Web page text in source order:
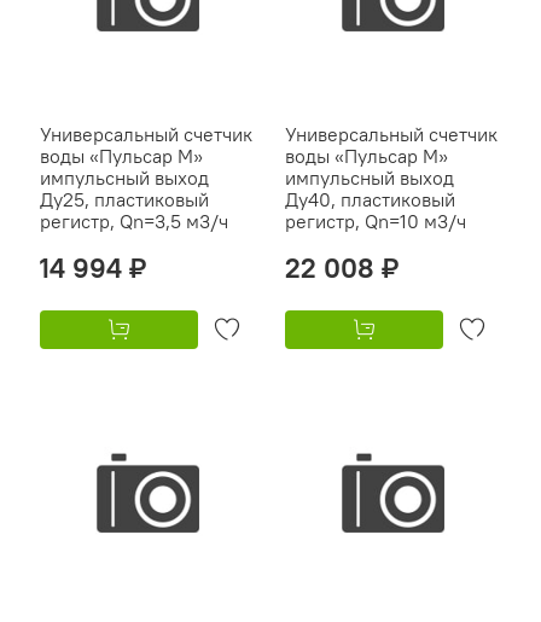
Универсальный счетчик
воды «Пульсар М»
импульсный выход
Ду25, пластиковый
регистр, Qn=3,5 м3/ч
14 994 ₽
Универсальный счетчик
воды «Пульсар М»
импульсный выход
Ду40, пластиковый
регистр, Qn=10 м3/ч
22 008 ₽